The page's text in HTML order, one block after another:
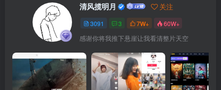
清风揽明月 关注
3091 3 7W+ 60W+
感谢你将我推下悬崖让我看清整片天空